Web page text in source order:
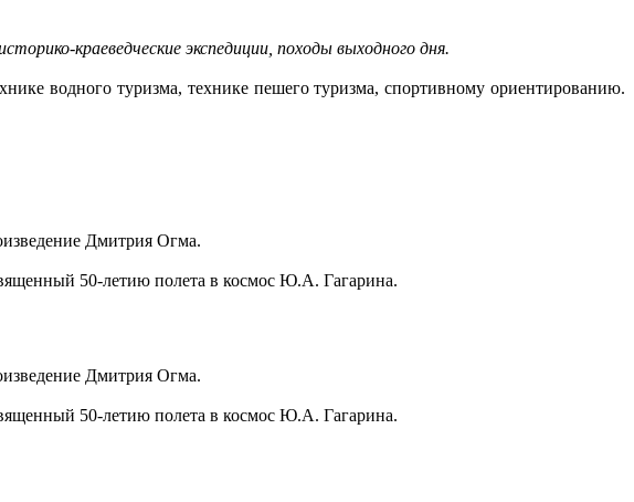
краеведческие экспедиции, походы выходного дня.
водного туризма, технике пешего туризма, спортивному ориентированию.
Дмитрия Огма.
50-летию полета в космос Ю.А. Гагарина.
Дмитрия Огма.
50-летию полета в космос Ю.А. Гагарина.